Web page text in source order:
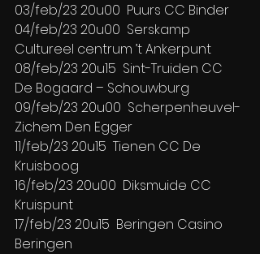
03/feb/23 20u00  Puurs CC Binder
04/feb/23 20u00  Serskamp
Cultureel centrum ’t Ankerpunt
08/feb/23 20u15  Sint-Truiden CC
De Bogaard – Schouwburg
09/feb/23 20u00  Scherpenheuvel-
Zichem Den Egger
11/feb/23 20u15  Tienen CC De
Kruisboog
16/feb/23 20u00  Diksmuide CC
Kruispunt
17/feb/23 20u15  Beringen Casino
Beringen